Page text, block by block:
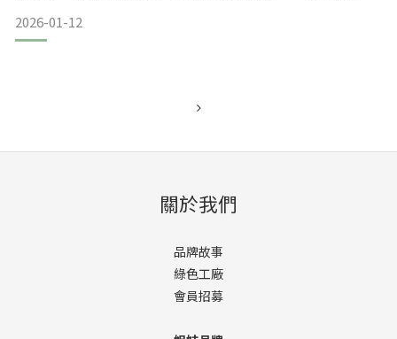
速，肌膚對「修護與鎖水」的需求，其實同步被放大。如果你
最近也出現刷酸後乾燥、繃緊、膚觸不穩定的狀況，這篇文章
2026-01-12
關於我們
品牌故事
綠色工廠
會員招募